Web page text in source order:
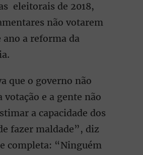
eleitorais de 2018,
não votarem
ano a reforma da
que o governo não
votação e a gente não
a capacidade dos
fazer maldade”, diz
completa: “Ninguém